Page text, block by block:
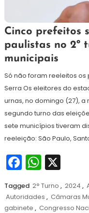
29
de
outubro
de
Redação
Cinco prefeitos
paulistas no 2º
municipais
Só não foram reeleitos
Serra Os eleitores do
urnas, no domingo (27),
segundo turno das
sete municípios tiveram
reeleição: São Paulo,
Facebook
X
Tagged 2° Turno , 2024 ,
Autoridades , Câmaras
gabinete , Congresso